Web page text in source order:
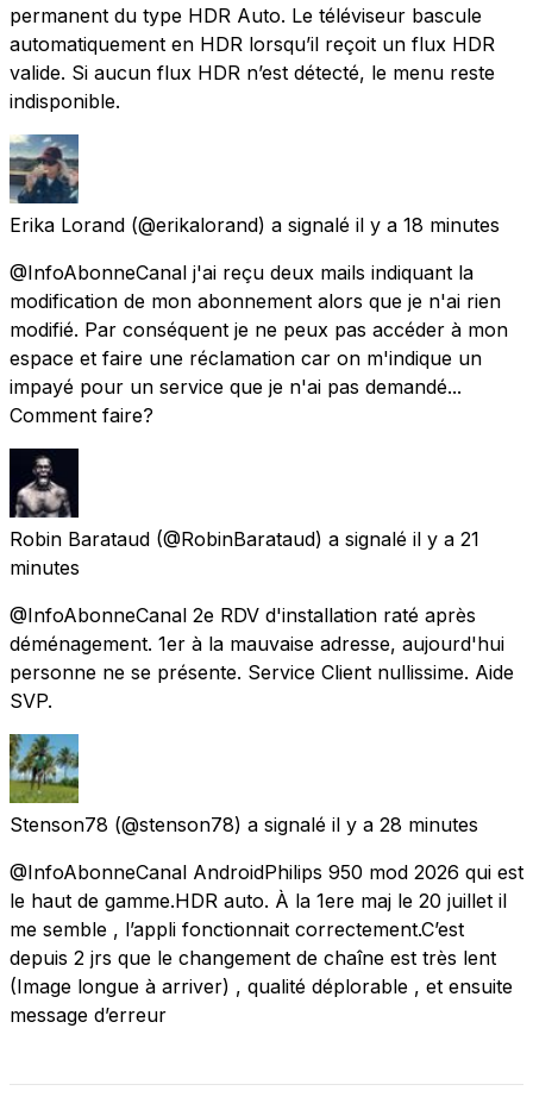
permanent du type HDR Auto. Le téléviseur bascule
automatiquement en HDR lorsqu’il reçoit un flux HDR
valide. Si aucun flux HDR n’est détecté, le menu reste
indisponible.
Erika Lorand (@erikalorand) a signalé il y a 18 minutes
@InfoAbonneCanal j'ai reçu deux mails indiquant la
modification de mon abonnement alors que je n'ai rien
modifié. Par conséquent je ne peux pas accéder à mon
espace et faire une réclamation car on m'indique un
impayé pour un service que je n'ai pas demandé...
Comment faire?
Robin Barataud (@RobinBarataud) a signalé il y a 21
minutes
@InfoAbonneCanal 2e RDV d'installation raté après
déménagement. 1er à la mauvaise adresse, aujourd'hui
personne ne se présente. Service Client nullissime. Aide
SVP.
Stenson78 (@stenson78) a signalé il y a 28 minutes
@InfoAbonneCanal AndroidPhilips 950 mod 2026 qui est
le haut de gamme.HDR auto. À la 1ere maj le 20 juillet il
me semble , l’appli fonctionnait correctement.C’est
depuis 2 jrs que le changement de chaîne est très lent
(Image longue à arriver) , qualité déplorable , et ensuite
message d’erreur